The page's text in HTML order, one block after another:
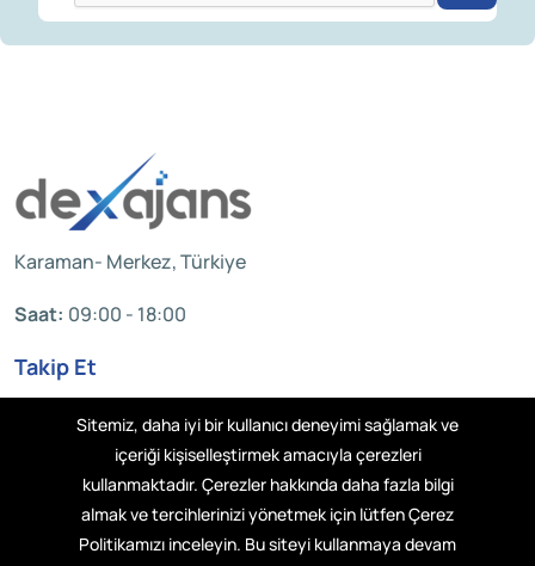
Karaman- Merkez, Türkiye
Saat: 09:00 - 18:00
Takip Et
Hakkımızda
Resources
Sitemiz, daha iyi bir kullanıcı deneyimi sağlamak ve
içeriği kişiselleştirmek amacıyla çerezleri
kullanmaktadır. Çerezler hakkında daha fazla bilgi
almak ve tercihlerinizi yönetmek için lütfen Çerez
Politikamızı inceleyin. Bu siteyi kullanmaya devam